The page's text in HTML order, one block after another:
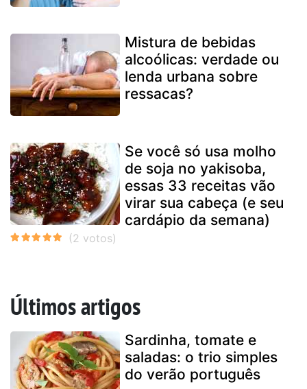
Mistura de bebidas
alcoólicas: verdade ou
lenda urbana sobre
ressacas?
Se você só usa molho
de soja no yakisoba,
essas 33 receitas vão
virar sua cabeça (e seu
cardápio da semana)
Últimos artigos
Sardinha, tomate e
saladas: o trio simples
do verão português